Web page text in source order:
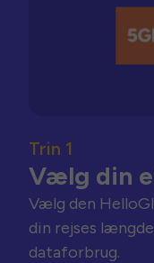
Trin 1
Vælg din
Vælg den
din rejses
dataforbrug.